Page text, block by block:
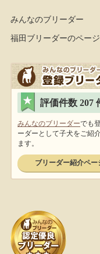
みんなのブリーダー
福田ブリーダーのページ